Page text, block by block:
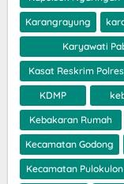
Karangrayung
Karyawati
Kasat Reskrim
KDMP
Kebakaran Rumah
Kecamatan Godong
Kecamatan Pulokulon